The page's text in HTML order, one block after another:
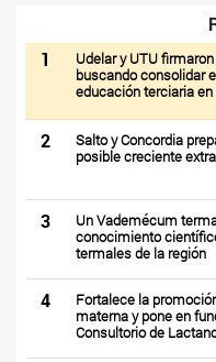
1
Udelar y UTU
buscando consolidar
educación terciaria en
2
Salto y Concordia
posible creciente
3
Un Vademécum
conocimiento
termales de la región
4
Fortalece la
materna y pone en
Consultorio de